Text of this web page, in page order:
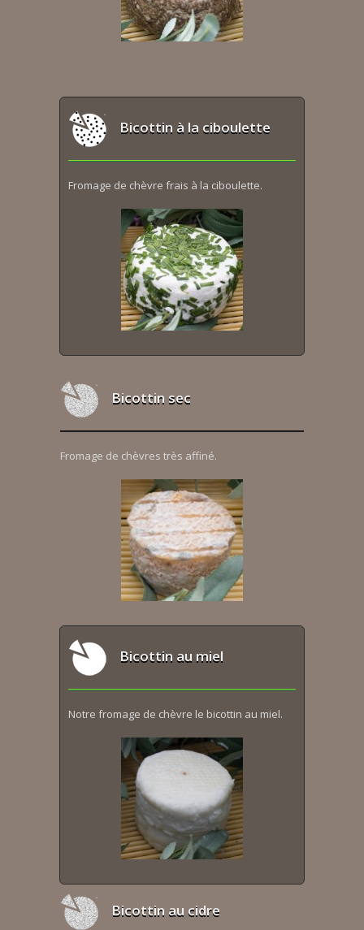
Bicottin à la ciboulette
Fromage de chèvre frais à la ciboulette.
Bicottin sec
Fromage de chèvres très affiné.
Bicottin au miel
Notre fromage de chèvre le bicottin au miel.
Bicottin au cidre